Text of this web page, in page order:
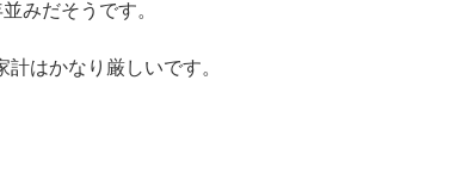
みだそうです。
はかなり厳しいです。